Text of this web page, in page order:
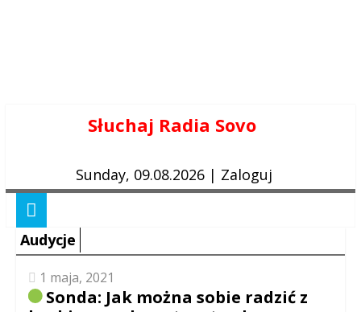
Słuchaj Radia Sovo
Sunday, 09.08.2026 | Zaloguj
Audycje
1 maja, 2021
Sonda: Jak można sobie radzić z